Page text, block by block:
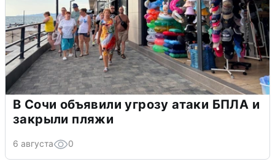
В Сочи объявили угрозу атаки БПЛА и
закрыли пляжи
6 августа 0